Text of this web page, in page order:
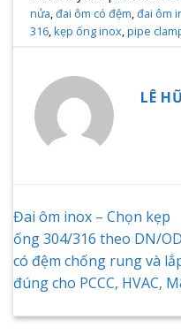
nửa,đai ôm có đệm,đai ôm
316,kẹp ống inox,pipe
LÊ
Đai ôm inox – Chọn kẹp
ống 304/316 theo DN/
có đệm chống rung và
đúng cho PCCC, HVAC,